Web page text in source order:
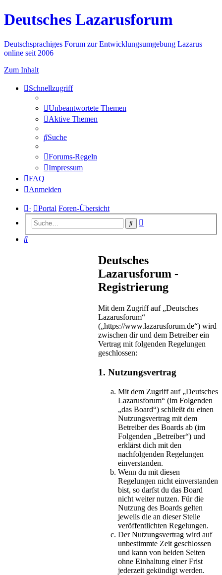
Deutsches Lazarusforum
Deutschsprachiges Forum zur Entwicklungsumgebung Lazarus
online seit 2006
Zum Inhalt
Schnellzugriff
Unbeantwortete Themen
Aktive Themen
Suche
Forums-Regeln
Impressum
FAQ
Anmelden
· Portal Foren-Übersicht
Suche
Suche
Deutsches
Lazarusforum -
Registrierung
Mit dem Zugriff auf „Deutsches
Lazarusforum“
(„https://www.lazarusforum.de“) wird
zwischen dir und dem Betreiber ein
Vertrag mit folgenden Regelungen
geschlossen:
1. Nutzungsvertrag
Mit dem Zugriff auf „Deutsches
Lazarusforum“ (im Folgenden
„das Board“) schließt du einen
Nutzungsvertrag mit dem
Betreiber des Boards ab (im
Folgenden „Betreiber“) und
erklärst dich mit den
nachfolgenden Regelungen
einverstanden.
Wenn du mit diesen
Regelungen nicht einverstanden
bist, so darfst du das Board
nicht weiter nutzen. Für die
Nutzung des Boards gelten
jeweils die an dieser Stelle
veröffentlichten Regelungen.
Der Nutzungsvertrag wird auf
unbestimmte Zeit geschlossen
und kann von beiden Seiten
ohne Einhaltung einer Frist
jederzeit gekündigt werden.